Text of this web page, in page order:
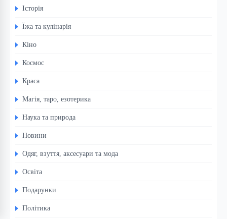
Історія
Їжа та кулінарія
Кіно
Космос
Краса
Магія, таро, езотерика
Наука та природа
Новини
Одяг, взуття, аксесуари та мода
Освіта
Подарунки
Політика